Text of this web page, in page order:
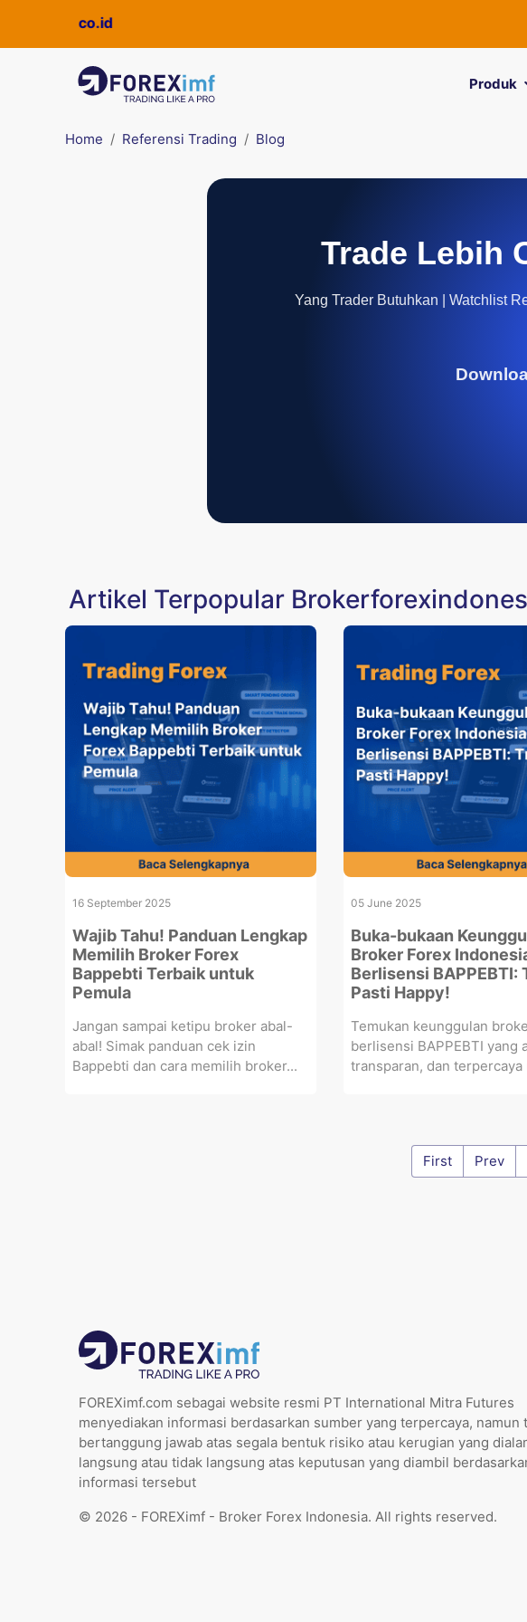
Produk
Home Referensi Trading Blog
Trade Lebih
Yang Trader Butuhkan | Watchlist
Artikel Terpopular
16 September 2025
Wajib Tahu! Panduan Lengkap
Memilih Broker Forex
Bappebti Terbaik untuk
Pemula
Jangan sampai ketipu broker abal-
abal! Simak panduan cek izin
Bappebti dan cara memilih broker...
05 June 2025
Buka-bukaan
Broker Forex
Berlisensi BAPPEBTI:
Pasti Happy!
Temukan keunggulan
berlisensi BAPPEBTI yang
transparan, dan terpercaya
First Prev
FOREXimf.com sebagai website resmi PT International Mitra Futures
menyediakan informasi berdasarkan sumber yang terpercaya, namun
bertanggung jawab atas segala bentuk risiko atau kerugian yang
langsung atau tidak langsung atas keputusan yang diambil
informasi tersebut
© 2026 - FOREXimf - Broker Forex Indonesia. All rights reserved.